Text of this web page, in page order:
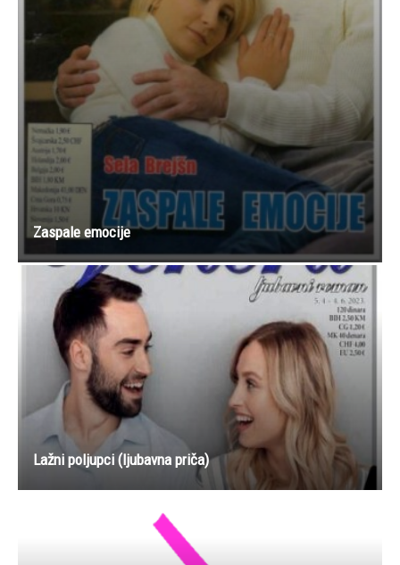
Zaspale emocije
Lažni poljupci (ljubavna priča)